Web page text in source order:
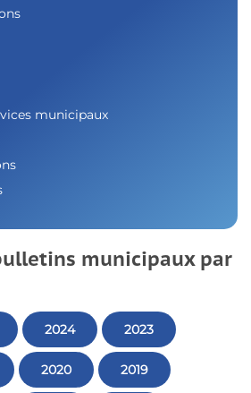
municipaux
municipaux par
2024 2023
2020 2019